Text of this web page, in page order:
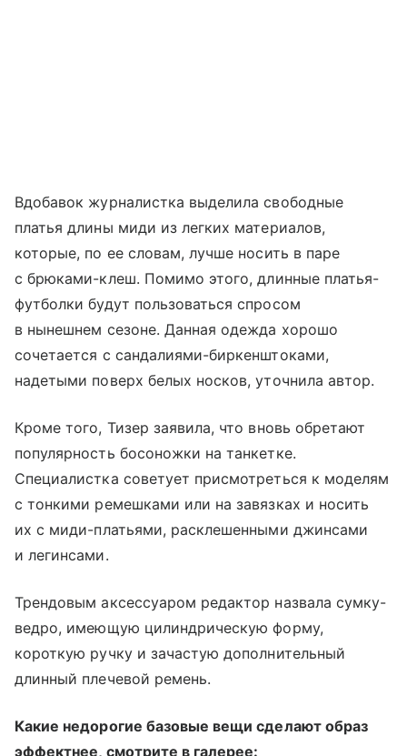
Вдобавок журналистка выделила свободные
платья длины миди из легких материалов,
которые, по ее словам, лучше носить в паре
с брюками-клеш. Помимо этого, длинные платья-
футболки будут пользоваться спросом
в нынешнем сезоне. Данная одежда хорошо
сочетается с сандалиями-биркенштоками,
надетыми поверх белых носков, уточнила автор.
Кроме того, Тизер заявила, что вновь обретают
популярность босоножки на танкетке.
Специалистка советует присмотреться к моделям
с тонкими ремешками или на завязках и носить
их с миди-платьями, расклешенными джинсами
и легинсами.
Трендовым аксессуаром редактор назвала сумку-
ведро, имеющую цилиндрическую форму,
короткую ручку и зачастую дополнительный
длинный плечевой ремень.
Какие недорогие базовые вещи сделают образ
эффектнее, смотрите в галерее: